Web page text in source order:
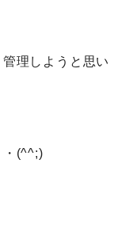
理しようと思い
・(^^;)